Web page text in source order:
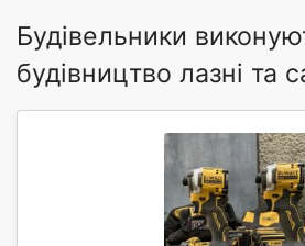
Будівельники
будівництво лазні та